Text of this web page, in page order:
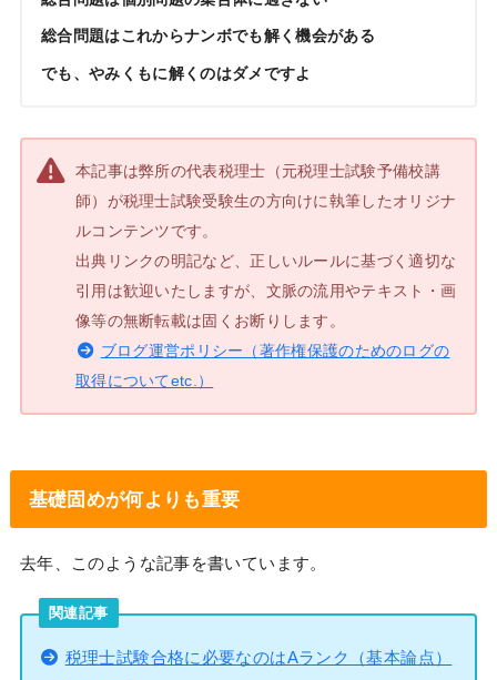
総合問題はこれからナンボでも解く機会がある
でも、やみくもに解くのはダメですよ
本記事は弊所の代表税理士（元税理士試験予備校講
師）が税理士試験受験生の方向けに執筆したオリジナ
ルコンテンツです。
出典リンクの明記など、正しいルールに基づく適切な
引用は歓迎いたしますが、文脈の流用やテキスト・画
像等の無断転載は固くお断りします。
ブログ運営ポリシー（著作権保護のためのログの
取得についてetc.）
基礎固めが何よりも重要
去年、このような記事を書いています。
関連記事
税理士試験合格に必要なのはAランク（基本論点）